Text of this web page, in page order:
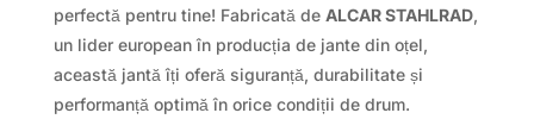
perfectă pentru tine! Fabricată de ALCAR STAHLRAD,
un lider european în producția de jante din oțel,
această jantă îți oferă siguranță, durabilitate și
performanță optimă în orice condiții de drum.